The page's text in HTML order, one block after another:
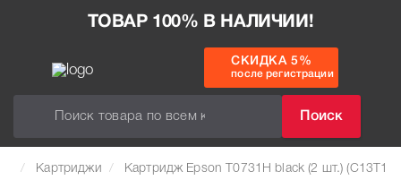
ТОВАР 100% В НАЛИЧИИ!
Поиск
СКИДКА 5%
после регистрации
Картриджи Картридж Epson T0731H black (2 шт.)